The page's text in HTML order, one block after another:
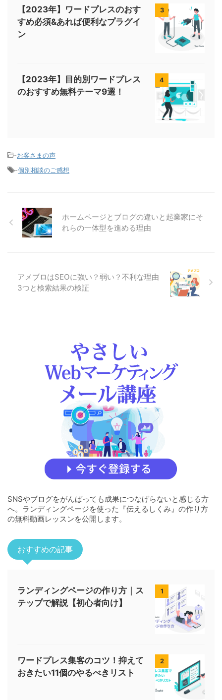
3
【2023年】ワードプレスのおす
すめ必須&あれば便利なプラグイ
ン
4
【2023年】目的別ワードプレス
のおすすめ無料テーマ9選！
-お客さまの声
-個別相談のご感想
ホームページとブログの違いと起業家にそ
れらの一体型を進める理由
アメブロはSEOに強い？弱い？不利な理由
3つと検索結果の検証
SNSやブログをがんばっても成果につなげらないと感じる方
へ。ランディングページを使った『伝えるしくみ』の作り方
の無料動画レッスンを公開します。
おすすめの記事
1
ランディングページの作り方｜ス
テップで解説【初心者向け】
2
ワードプレス集客のコツ！抑えて
おきたい11個のやるべきリスト